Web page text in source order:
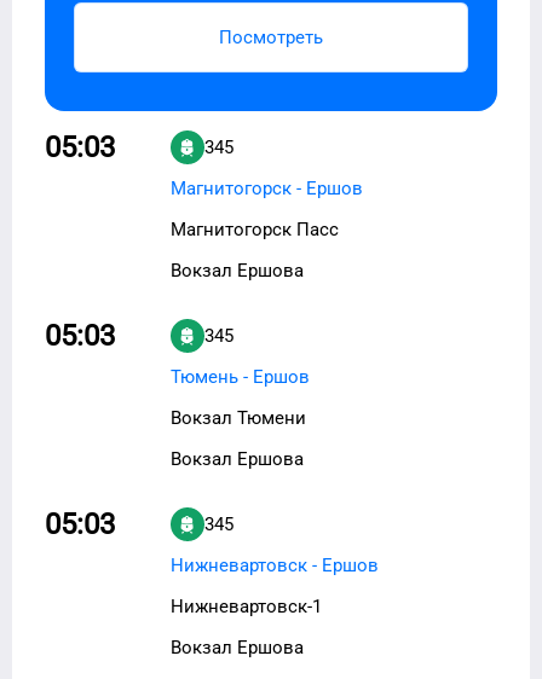
Посмотреть
05:03
345
Магнитогорск - Ершов
Магнитогорск Пасс
Вокзал Ершова
05:03
345
Тюмень - Ершов
Вокзал Тюмени
Вокзал Ершова
05:03
345
Нижневартовск - Ершов
Нижневартовск-1
Вокзал Ершова